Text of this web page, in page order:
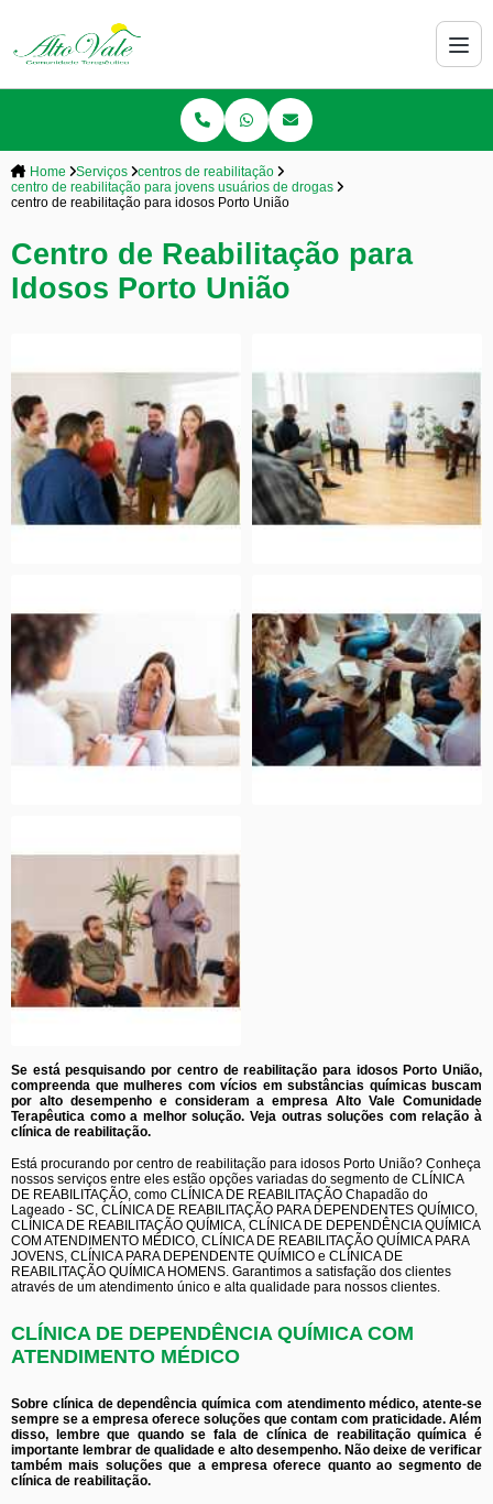
Home Serviços
centros de reabilitação
centro de reabilitação para jovens usuários de drogas
centro de reabilitação para idosos Porto União
Centro de Reabilitação para
Idosos Porto União
Se está pesquisando por centro de reabilitação para idosos Porto União,
compreenda que mulheres com vícios em substâncias químicas buscam
por alto desempenho e consideram a empresa Alto Vale Comunidade
Terapêutica como a melhor solução. Veja outras soluções com relação à
clínica de reabilitação.
Está procurando por centro de reabilitação para idosos Porto União? Conheça
nossos serviços entre eles estão opções variadas do segmento de CLÍNICA
DE REABILITAÇÃO, como CLÍNICA DE REABILITAÇÃO Chapadão do
Lageado - SC, CLÍNICA DE REABILITAÇÃO PARA DEPENDENTES QUÍMICO,
CLÍNICA DE REABILITAÇÃO QUÍMICA, CLÍNICA DE DEPENDÊNCIA QUÍMICA
COM ATENDIMENTO MÉDICO, CLÍNICA DE REABILITAÇÃO QUÍMICA PARA
JOVENS, CLÍNICA PARA DEPENDENTE QUÍMICO e CLÍNICA DE
REABILITAÇÃO QUÍMICA HOMENS. Garantimos a satisfação dos clientes
através de um atendimento único e alta qualidade para nossos clientes.
CLÍNICA DE DEPENDÊNCIA QUÍMICA COM
ATENDIMENTO MÉDICO
Sobre clínica de dependência química com atendimento médico, atente-se
sempre se a empresa oferece soluções que contam com praticidade. Além
disso, lembre que quando se fala de clínica de reabilitação química é
importante lembrar de qualidade e alto desempenho. Não deixe de verificar
também mais soluções que a empresa oferece quanto ao segmento de
clínica de reabilitação.